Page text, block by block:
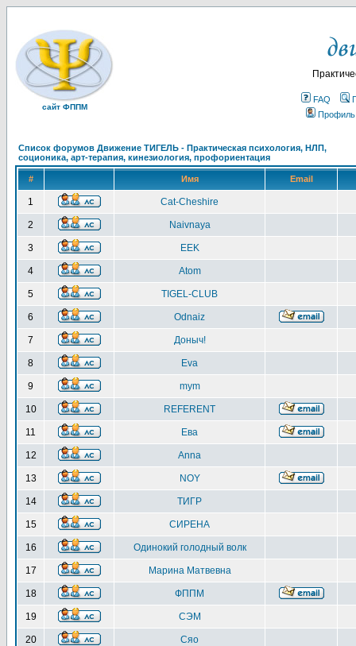
сайт ФППМ
FAQ
Профиль
Список форумов Движение ТИГЕЛЬ - Практическая психология, НЛП,
соционика, арт-терапия, кинезиология, профориентация
# Имя Email
1 Cat-Cheshire
2 Naivnaya
3 EEK
4 Atom
5 TIGEL-CLUB
6 Odnaiz
7 Доныч!
8 Eva
9 mym
10 REFERENT
11 Ева
12 Anna
13 NOY
14 ТИГР
15 СИРЕНА
16 Одинокий голодный волк
17 Марина Матвевна
18 ФППМ
19 СЭМ
20 Сяо